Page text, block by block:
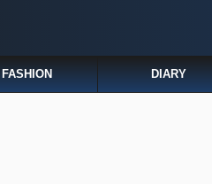
FASHION DIARY